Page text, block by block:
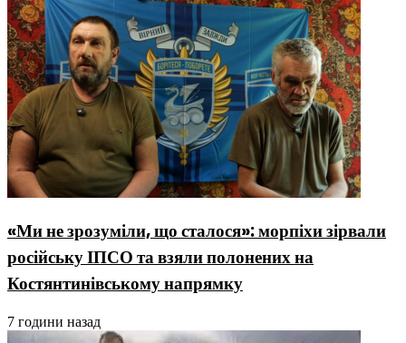
«Ми не зрозуміли, що сталося»: морпіхи зірвали
російську ІПСО та взяли полонених на
Костянтинівському напрямку
7 години назад